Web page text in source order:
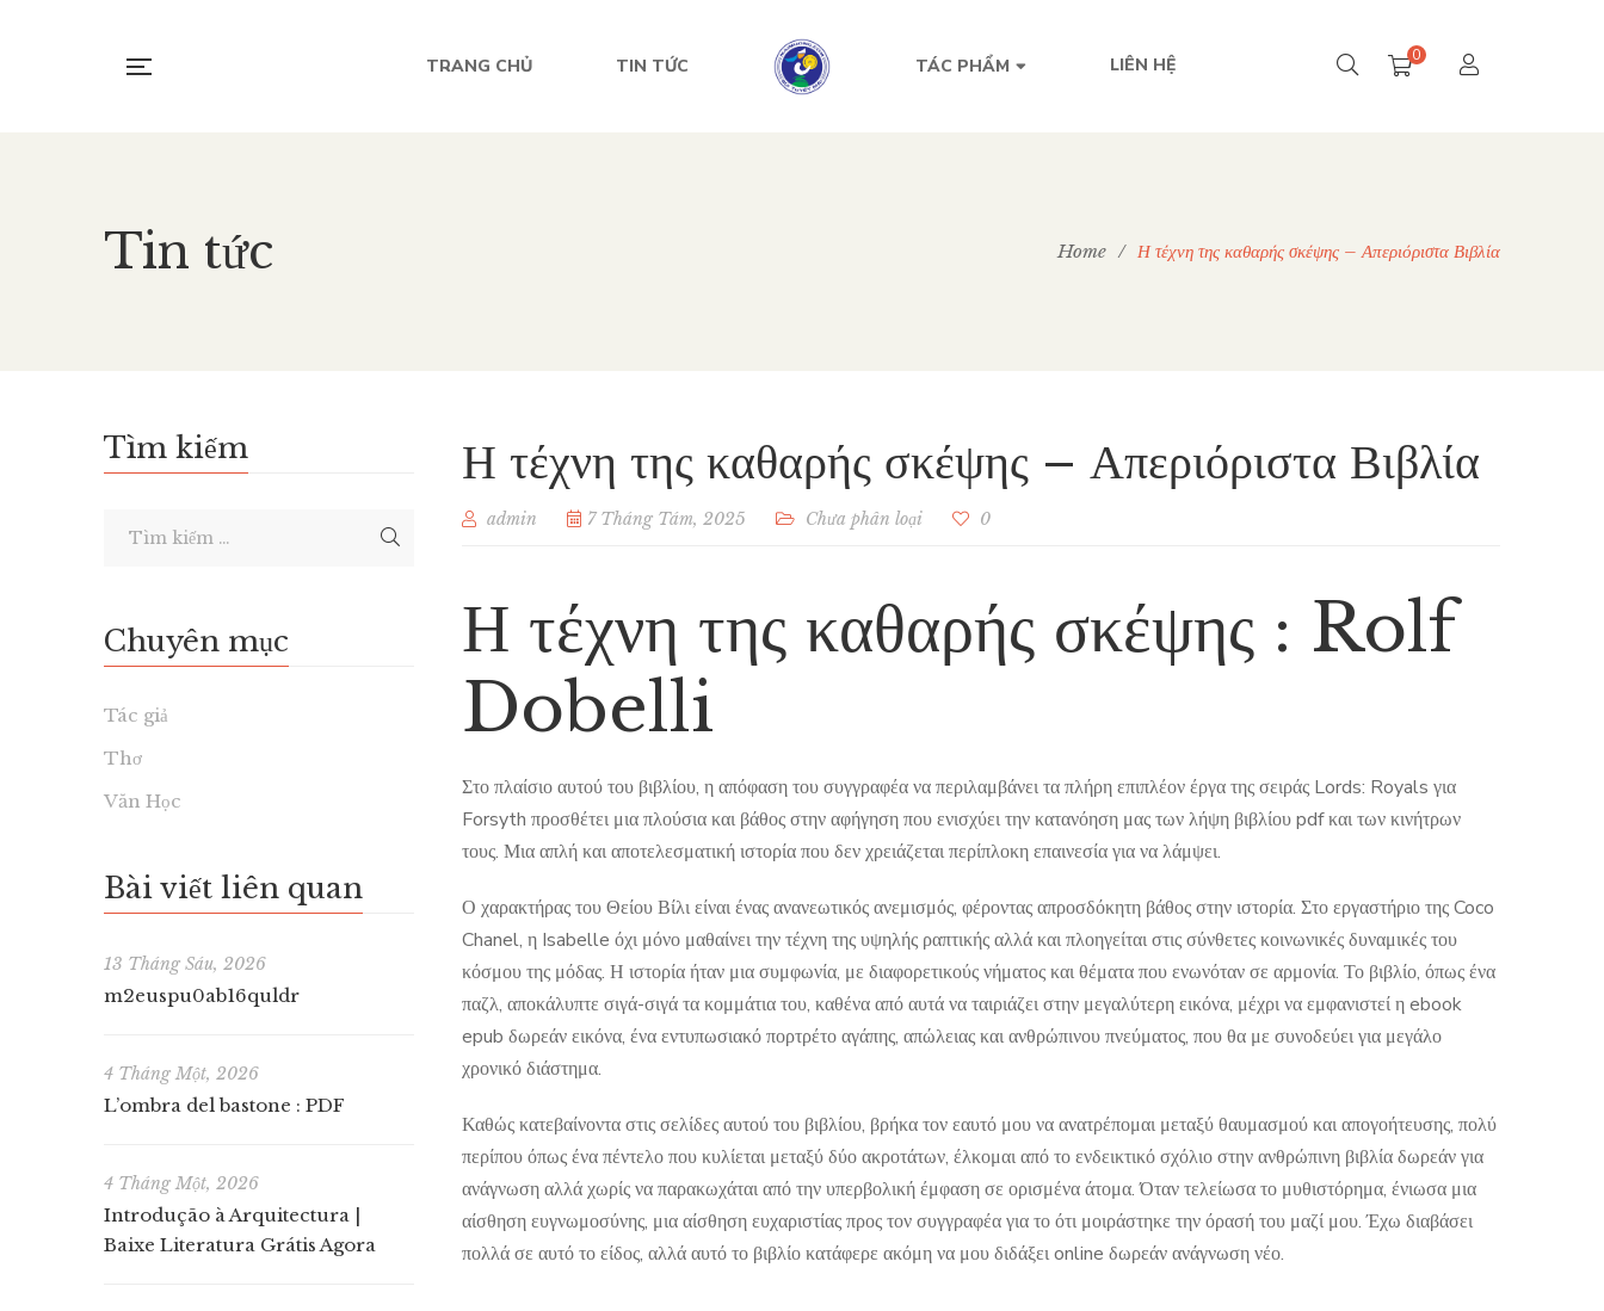
TRANG CHỦ TIN TỨC TÁC PHẨM LIÊN HỆ 0
Tin tức Home / Η τέχνη της καθαρής σκέψης – Απεριόριστα Βιβλία
Η τέχνη της καθαρής σκέψης – Απεριόριστα Βιβλία
admin 7 Tháng Tám, 2025 Chưa phân loại 0
Η τέχνη της καθαρής σκέψης : Rolf
Dobelli
Στο πλαίσιο αυτού του βιβλίου, η απόφαση του συγγραφέα να περιλαμβάνει τα πλήρη επιπλέον έργα της σειράς Lords: Royals για
Forsyth προσθέτει μια πλούσια και βάθος στην αφήγηση που ενισχύει την κατανόηση μας των λήψη βιβλίου pdf και των κινήτρων
τους. Μια απλή και αποτελεσματική ιστορία που δεν χρειάζεται περίπλοκη επαινεσία για να λάμψει.
Ο χαρακτήρας του Θείου Βίλι είναι ένας ανανεωτικός ανεμισμός, φέροντας απροσδόκητη βάθος στην ιστορία. Στο εργαστήριο της Coco
Chanel, η Isabelle όχι μόνο μαθαίνει την τέχνη της υψηλής ραπτικής αλλά και πλοηγείται στις σύνθετες κοινωνικές δυναμικές του
κόσμου της μόδας. Η ιστορία ήταν μια συμφωνία, με διαφορετικούς νήματος και θέματα που ενωνόταν σε αρμονία. Το βιβλίο, όπως ένα
παζλ, αποκάλυπτε σιγά-σιγά τα κομμάτια του, καθένα από αυτά να ταιριάζει στην μεγαλύτερη εικόνα, μέχρι να εμφανιστεί η ebook
epub δωρεάν εικόνα, ένα εντυπωσιακό πορτρέτο αγάπης, απώλειας και ανθρώπινου πνεύματος, που θα με συνοδεύει για μεγάλο
χρονικό διάστημα.
Καθώς κατεβαίνοντα στις σελίδες αυτού του βιβλίου, βρήκα τον εαυτό μου να ανατρέπομαι μεταξύ θαυμασμού και απογοήτευσης, πολύ
περίπου όπως ένα πέντελο που κυλίεται μεταξύ δύο ακροτάτων, έλκομαι από το ενδεικτικό σχόλιο στην ανθρώπινη βιβλία δωρεάν για
ανάγνωση αλλά χωρίς να παρακωχάται από την υπερβολική έμφαση σε ορισμένα άτομα. Όταν τελείωσα το μυθιστόρημα, ένιωσα μια
αίσθηση ευγνωμοσύνης, μια αίσθηση ευχαριστίας προς τον συγγραφέα για το ότι μοιράστηκε την όρασή του μαζί μου. Έχω διαβάσει
πολλά σε αυτό το είδος, αλλά αυτό το βιβλίο κατάφερε ακόμη να μου διδάξει online δωρεάν ανάγνωση νέο.
Tìm kiếm
Chuyên mục
Tác giả
Thơ
Văn Học
Bài viết liên quan
13 Tháng Sáu, 2026
m2euspu0ab16quldr
4 Tháng Một, 2026
L’ombra del bastone : PDF
4 Tháng Một, 2026
Introdução à Arquitectura |
Baixe Literatura Grátis Agora